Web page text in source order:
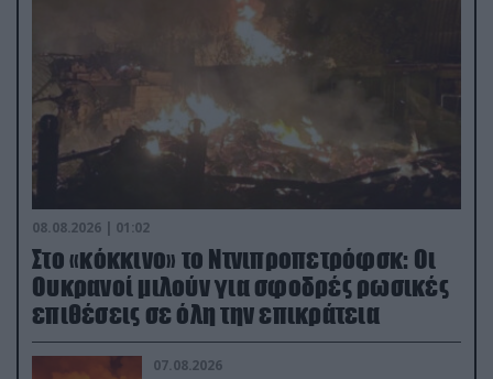
08.08.2026 | 01:02
Στο «κόκκινο» το Ντνιπροπετρόφσκ: Οι
Ουκρανοί μιλούν για σφοδρές ρωσικές
επιθέσεις σε όλη την επικράτεια
07.08.2026